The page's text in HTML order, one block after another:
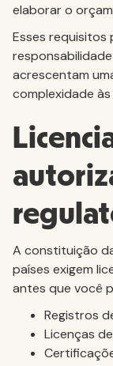
elaborar o
Esses requisitos
acrescentam
complexidade
A constituição
países exigem
antes que você
Registros
Licenças